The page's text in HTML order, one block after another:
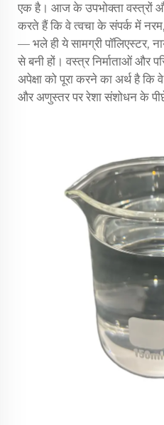
एक है। आज के उपभोक्ता वस्त्रों
करते हैं कि वे त्वचा के संपर्क में
— भले ही ये सामग्री पॉलिएस्टर,
से बनी हों। वस्त्र निर्माताओं और
अपेक्षा को पूरा करने का अर्थ है
और अणुस्तर पर रेशा संशोधन के